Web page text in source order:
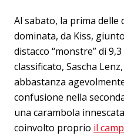
Al sabato, la prima delle
dominata, da Kiss,
distacco “monstre” di
classificato, Sascha
abbastanza
confusione nella
una carambola
coinvolto proprio il